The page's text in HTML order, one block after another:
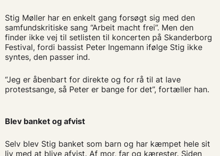
Stig Møller har en enkelt gang forsøgt sig med den
samfundskritiske sang “Arbeit macht frei”. Men den
finder ikke vej til setlisten til koncerten på Skanderborg
Festival, fordi bassist Peter Ingemann ifølge Stig ikke
syntes, den passer ind.
“Jeg er åbenbart for direkte og for rå til at lave
protestsange, så Peter er bange for det”, fortæller han.
Blev banket og afvist
Selv blev Stig banket som barn og har kæmpet hele sit
liv med at blive afvist. Af mor, far og kærester. Siden